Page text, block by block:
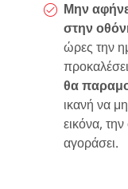
Μην
στην
ώρες την
θα
ικανή να
εικόνα,
αγοράσει.